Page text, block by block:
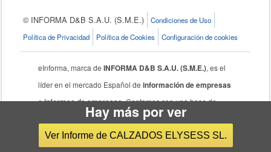
© INFORMA D&B S.A.U. (S.M.E.)
Condiciones de Uso
Política de Privacidad
Política de Cookies Configuración de cookies
eInforma, marca deINFORMA D&B S.A.U. (S.M.E.), es el
líder en el mercado Español deinformación de empresas
einformes de empresas. Contamos con una base de
datos de empresas de más de 500 millones de
de empresas, donde podrábuscar empresasde todo el
Hay más por ver
Ver Informe de CALZADOS ELYSESS SL.